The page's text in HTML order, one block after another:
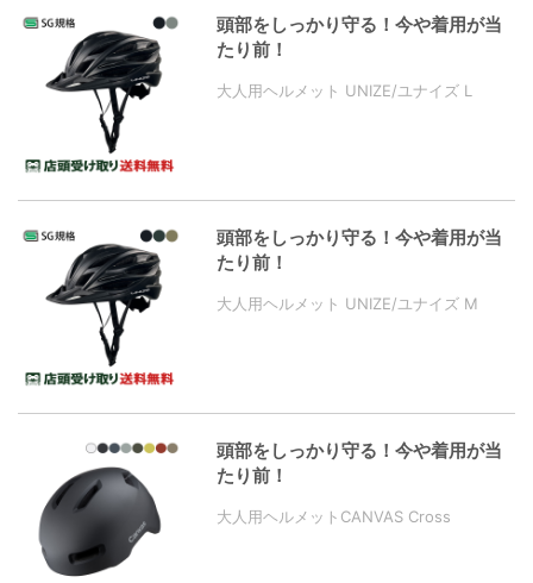
頭部をしっかり守る！今や着用が当
たり前！
大人用ヘルメット UNIZE/ユナイズ L
頭部をしっかり守る！今や着用が当
たり前！
大人用ヘルメット UNIZE/ユナイズ M
頭部をしっかり守る！今や着用が当
たり前！
大人用ヘルメットCANVAS Cross